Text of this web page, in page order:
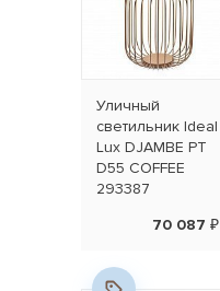
Уличный
светильник Ideal
Lux DJAMBE PT
D55 COFFEE
293387
70 087 ₽